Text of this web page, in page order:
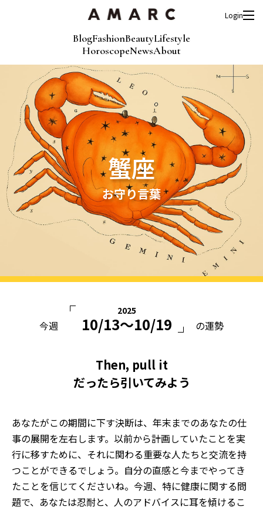
BlogFashionBeautyLifestyle
HoroscopeNewsAbout
Login
蟹座
お守り言葉
今週
2025
10/13〜10/19 の運勢
Then, pull it
だったら引いてみよう
あなたがこの期間に下す決断は、年末までのあなたの仕
事の展開を左右します。以前から計画していたことを実
行に移すために、それに関わる重要な人たちと交流を持
つことができるでしょう。自分の直感と今までやってき
たことを信じてくださいね。今週、特に健康に関する問
題で、あなたは忍耐と、人のアドバイスに耳を傾けるこ